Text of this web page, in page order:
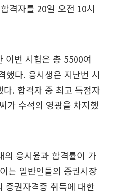
격자를 20일 오전 10시
이번 시헙은 총 5500여
했다. 응시생은 지난번 시
. 합격자 중 최고 득점자
가 수석의 영광을 차지했
의 응시율과 합격률이 가
는 일반인들의 증권시장
증권자격증 취득에 대한